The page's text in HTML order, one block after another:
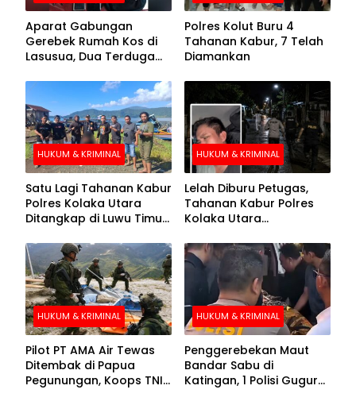
Aparat Gabungan
Gerebek Rumah Kos di
Lasusua, Dua Terduga
Polres Kolut Buru 4
Tahanan Kabur, 7 Telah
Diamankan
HUKUM & KRIMINAL
Satu Lagi Tahanan Kabur
Polres Kolaka Utara
Ditangkap di Luwu Timur,
HUKUM & KRIMINAL
Lelah Diburu Petugas,
Tahanan Kabur Polres
Kolaka Utara
HUKUM & KRIMINAL
Pilot PT AMA Air Tewas
Ditembak di Papua
Pegunungan, Koops TNI
HUKUM & KRIMINAL
Penggerebekan Maut
Bandar Sabu di
Katingan, 1 Polisi Gugur